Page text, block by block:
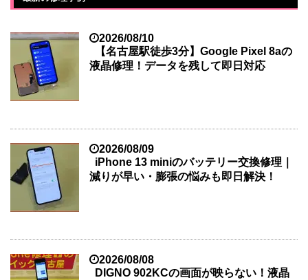
2026/08/10
【名古屋駅徒歩3分】Google Pixel 8aの
液晶修理！データを残して即日対応
2026/08/09
iPhone 13 miniのバッテリー交換修理｜
減りが早い・膨張の悩みも即日解決！
2026/08/08
DIGNO 902KCの画面が映らない！液晶